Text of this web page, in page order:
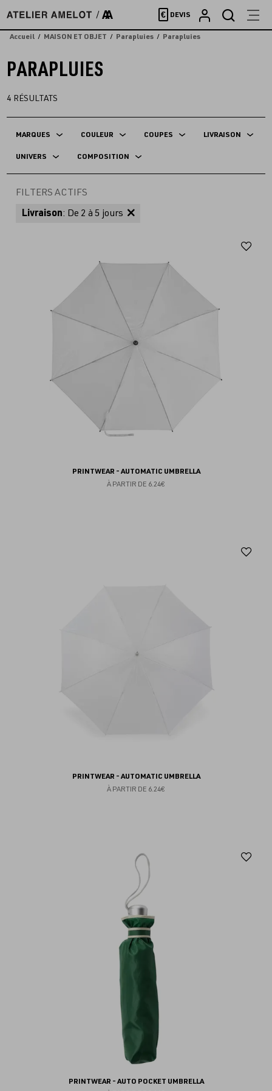
directement
au
€ DEVIS
Accueil MAISON ET OBJET Parapluies Parapluies
PARAPLUIES
4 RÉSULTATS
MARQUES COULEUR COUPES LIVRAISON
UNIVERS COMPOSITION
FILTERS ACTIFS
Livraison: De 2 à 5 jours
PRINTWEAR - AUTOMATIC UMBRELLA
À PARTIR DE 6.24€
PRINTWEAR - AUTOMATIC UMBRELLA
À PARTIR DE 6.24€
PRINTWEAR - AUTO POCKET UMBRELLA